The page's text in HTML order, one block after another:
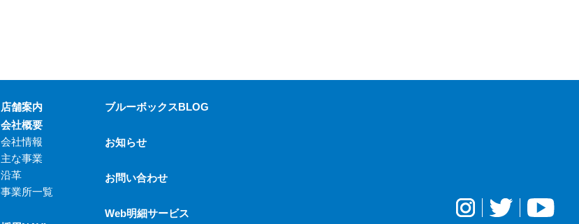
店舗案内
会社概要
会社情報
主な事業
沿革
事業所一覧
ブルーボックスBLOG
お知らせ
お問い合わせ
Web明細サービス